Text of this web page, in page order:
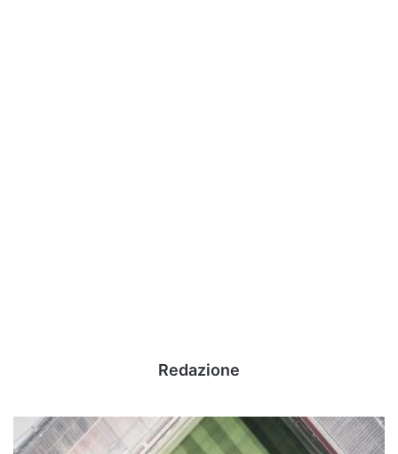
Redazione
risultati